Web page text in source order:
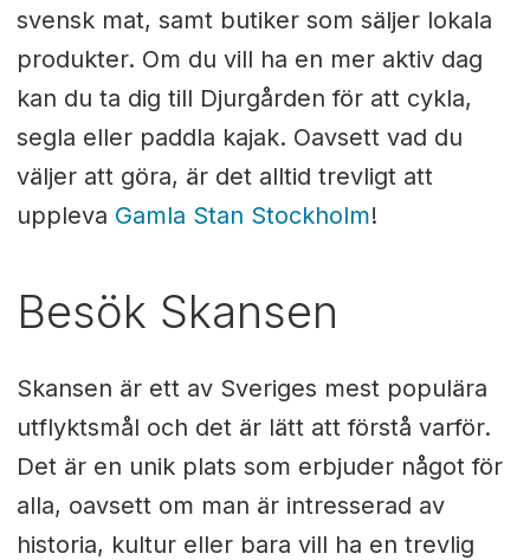
svensk mat, samt butiker som säljer lokala
produkter. Om du vill ha en mer aktiv dag
kan du ta dig till Djurgården för att cykla,
segla eller paddla kajak. Oavsett vad du
väljer att göra, är det alltid trevligt att
uppleva Gamla Stan Stockholm!
Besök Skansen
Skansen är ett av Sveriges mest populära
utflyktsmål och det är lätt att förstå varför.
Det är en unik plats som erbjuder något för
alla, oavsett om man är intresserad av
historia, kultur eller bara vill ha en trevlig